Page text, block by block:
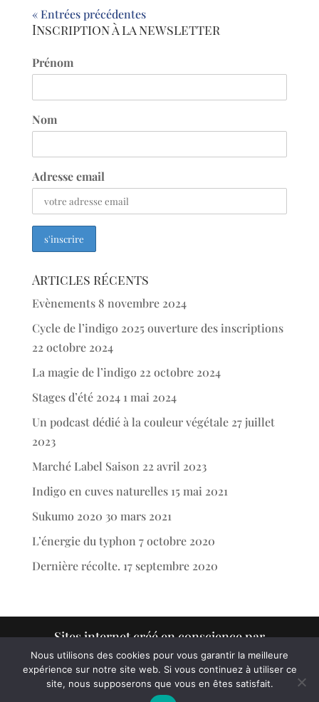
Retrouvez mon livre "la magie de l'indigo" dans la boutique.
« Entrées précédentes
Inscription à la newsletter
Prénom
Nom
Adresse email
Articles récents
Evènements 8 novembre 2024
Cycle de l’indigo 2025 ouverture des inscriptions
22 octobre 2024
La magie de l’indigo 22 octobre 2024
Stages d’été 2024 1 mai 2024
Un podcast dédié à la couleur végétale 27 juillet
2023
Marché Label Saison 22 avril 2023
Indigo en cuves naturelles 15 mai 2021
Sukumo 2020 30 mars 2021
L’énergie du typhon 7 octobre 2020
Dernière récolte. 17 septembre 2020
Sites internet créé en conscience par
www.victorcharruaud.com
Nous utilisons des cookies pour vous garantir la meilleure
expérience sur notre site web. Si vous continuez à utiliser ce
site, nous supposerons que vous en êtes satisfait.